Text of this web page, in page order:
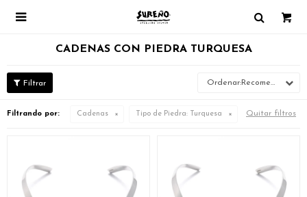

CADENAS CON PIEDRA TURQUESA
Recomendados
Filtrando por: Cadenas Tipo de Piedra: Turquesa Quitar filtros